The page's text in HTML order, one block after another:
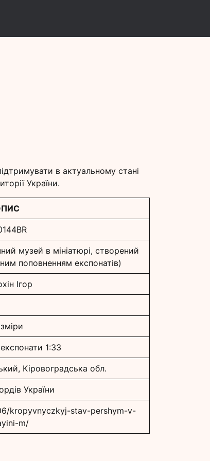
в актуальному стані
України.
музей в мініатюрі, створений
поповненням експонатів)
Ігор
1:33
Кіровоградська обл.
України
kropyvnyczkyj-stav-pershym-v-
m/